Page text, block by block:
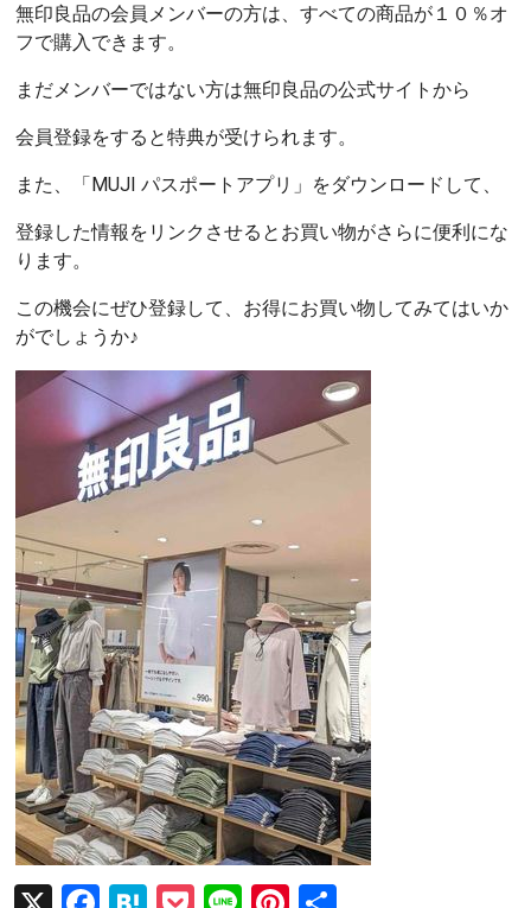
無印良品の会員メンバーの方は、すべての商品が１０％オ
フで購入できます。
まだメンバーではない方は無印良品の公式サイトから
会員登録をすると特典が受けられます。
また、「MUJI パスポートアプリ」をダウンロードして、
登録した情報をリンクさせるとお買い物がさらに便利にな
ります。
この機会にぜひ登録して、お得にお買い物してみてはいか
がでしょうか♪